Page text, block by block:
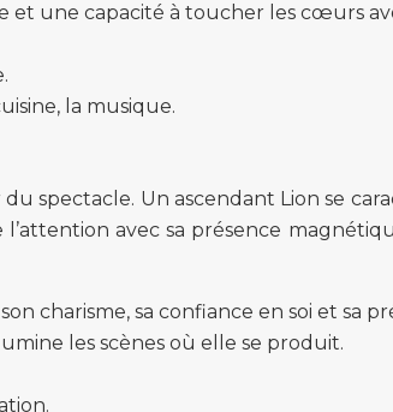
et une capacité à toucher les cœurs
la musique.
spectacle. Un ascendant Lion se
avec sa présence
charisme, sa confiance en soi et sa
les scènes où elle se produit.